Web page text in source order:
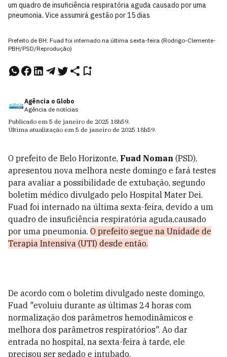
um quadro de insuficiência respiratória aguda causado por uma
pneumonia. Vice assumirá gestão por 15 dias
Prefeito de BH: Fuad foi internado na última sexta-feira (Rodrigo-Clemente-
PBH/PSD/Reprodução)
Agência o Globo
Agência de notícias
Publicado em 5 de janeiro de 2025 18h59.
Última atualização em 5 de janeiro de 2025 18h59.
O prefeito de Belo Horizonte, Fuad Noman (PSD),
apresentou nova melhora neste domingo e fará testes
para avaliar a possibilidade de extubação, segundo
boletim médico divulgado pelo Hospital Mater Dei.
Fuad foi internado na última sexta-feira, devido a um
quadro de insuficiência respiratória aguda,causado
por uma pneumonia. O prefeito segue na Unidade de
Terapia Intensiva (UTI) desde então.
De acordo com o boletim divulgado neste domingo,
Fuad "evoluiu durante as últimas 24 horas com
normalização dos parâmetros hemodinâmicos e
melhora dos parâmetros respiratórios". Ao dar
entrada no hospital, na sexta-feira à tarde, ele
precisou ser sedado e intubado.